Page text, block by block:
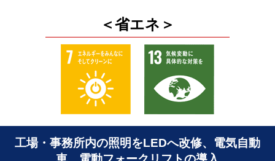
＜省エネ＞
工場・事務所内の照明をLEDへ改修、電気自動